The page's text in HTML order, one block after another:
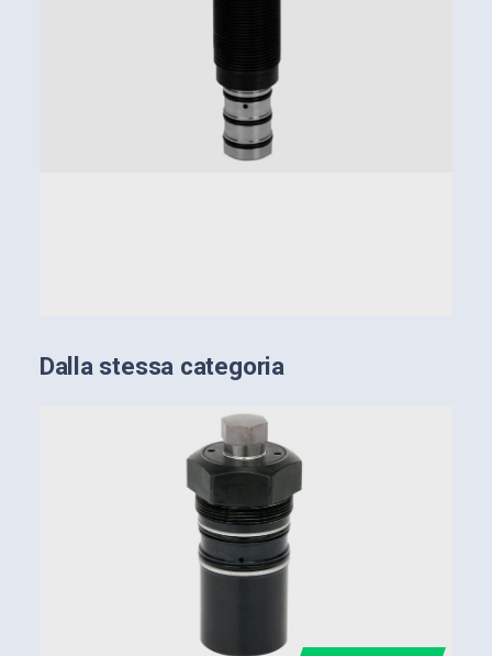
Dalla stessa categoria
Posizione di montaggio a scelta
Permette di migliorare il ritorno in posizione
iniziale in presenza di contropressioni con